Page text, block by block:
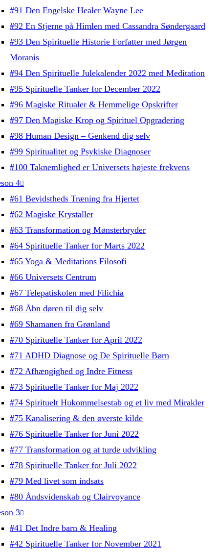
#91 Den Engelske Healer Wayne Lee
#92 En Stjerne på Himlen med Cassandra Søndergaard
#93 Den Spirituelle Historie Forfatter med Jørgen
Moranis
#94 Den Spirituelle Julekalender 2022 med Meditation
#95 Spirituelle Tanker for December 2022
#96 Magiske Ritualer & Hemmelige Opskrifter
#97 Den Magiske Krop og Spirituel Opgradering
#98 Human Design – Genkend dig selv
#99 Spiritualitet og Psykiske Diagnoser
#100 Taknemlighed er Universets højeste frekvens
4
#61 Bevidstheds Træning fra Hjertet
#62 Magiske Krystaller
#63 Transformation og Mønsterbryder
#64 Spirituelle Tanker for Marts 2022
#65 Yoga & Meditations Filosofi
#66 Universets Centrum
#67 Telepatiskolen med Filichia
#68 Åbn døren til dig selv
#69 Shamanen fra Grønland
#70 Spirituelle Tanker for April 2022
#71 ADHD Diagnose og De Spirituelle Børn
#72 Afhængighed og Indre Fitness
#73 Spirituelle Tanker for Maj 2022
#74 Spirituelt Hukommelsestab og et liv med Mirakler
#75 Kanalisering & den øverste kilde
#76 Spirituelle Tanker for Juni 2022
#77 Transformation og at turde udvikling
#78 Spirituelle Tanker for Juli 2022
#79 Med livet som indsats
#80 Åndsvidenskab og Clairvoyance
3
#41 Det Indre barn & Healing
#42 Spirituelle Tanker for November 2021